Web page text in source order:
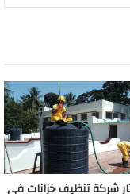
شركة تنظيف خزانات في